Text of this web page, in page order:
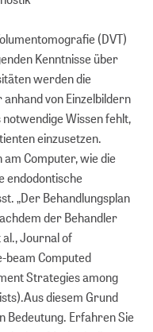
(DVT)
Kenntnisse über
werden die
von Einzelbildern
Wissen fehlt,
einzusetzen.
Computer, wie die
endodontische
„Der Behandlungsplan
der Behandler
al., Journal of
beam Computed
Strategies among
diesem Grund
Bedeutung. Erfahren Sie